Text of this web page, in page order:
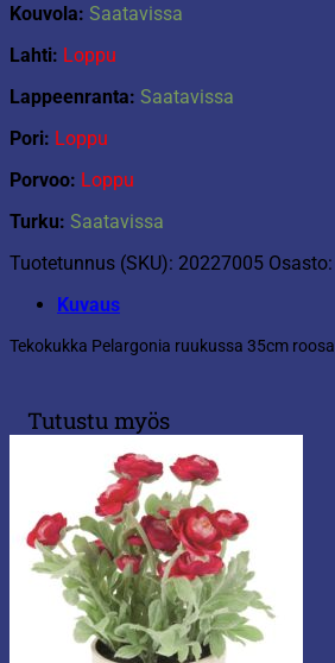
Kouvola: Saatavissa
Lahti: Loppu
Lappeenranta: Saatavissa
Pori: Loppu
Porvoo: Loppu
Turku: Saatavissa
Tuotetunnus (SKU): 20227005 Osasto:
Kuvaus
Tekokukka Pelargonia ruukussa 35cm roosa
Tutustu myös